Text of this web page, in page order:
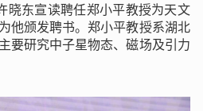
晓东宣读聘任郑小平教授为天文
他颁发聘书。郑小平教授系湖北
要研究中子星物态、磁场及引力